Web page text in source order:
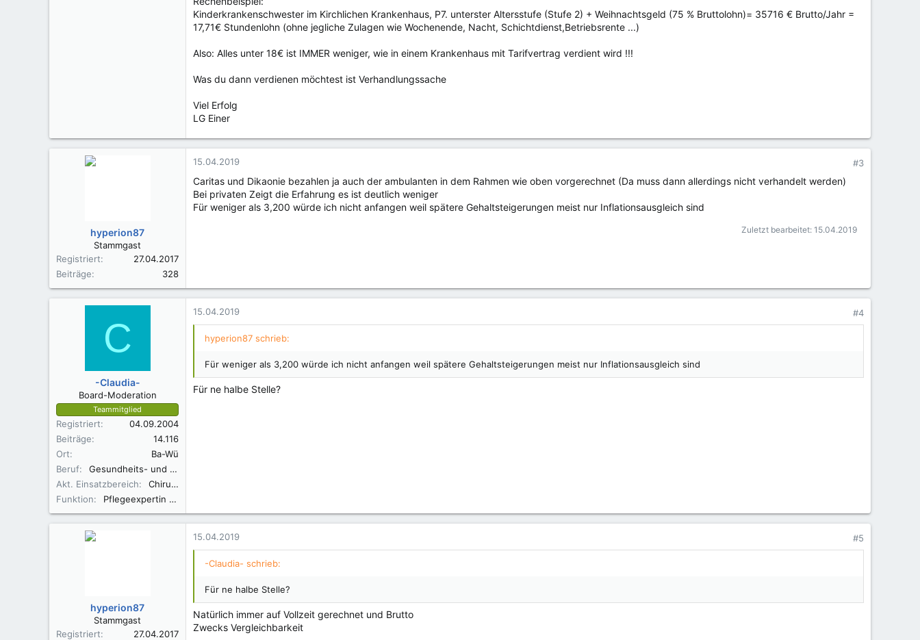
Kinderkrankenschwester im Kirchlichen Krankenhaus, P7. unterster Altersstufe (Stufe 2) + Weihnachtsgeld (75 % Bruttolohn)= 35716 € Brutto/Jahr =
17,71€ Stundenlohn (ohne jegliche Zulagen wie Wochenende, Nacht, Schichtdienst,Betriebsrente ...)
Also: Alles unter 18€ ist IMMER weniger, wie in einem Krankenhaus mit Tarifvertrag verdient wird !!!
Was du dann verdienen möchtest ist Verhandlungssache
Viel Erfolg
LG Einer
hyperion87
Stammgast
Registriert
27.04.2017
Beiträge
328
15.04.2019 #3
Caritas und Dikaonie bezahlen ja auch der ambulanten in dem Rahmen wie oben vorgerechnet (Da muss dann allerdings nicht verhandelt werden)
Bei privaten Zeigt die Erfahrung es ist deutlich weniger
Für weniger als 3,200 würde ich nicht anfangen weil spätere Gehaltsteigerungen meist nur Inflationsausgleich sind
Zuletzt bearbeitet: 15.04.2019
C
-Claudia-
Board-Moderation
Teammitglied
Registriert
04.09.2004
Beiträge
14.116
Ort
Ba-Wü
Beruf
Gesundheits- und Krankenpflegerin
Akt. Einsatzbereich
Chirurgie
Funktion
Pflegeexpertin ANP
15.04.2019 #4
hyperion87 schrieb:
Für weniger als 3,200 würde ich nicht anfangen weil spätere Gehaltsteigerungen meist nur Inflationsausgleich sind
Für ne halbe Stelle?
hyperion87
Stammgast
Registriert
27.04.2017
15.04.2019 #5
-Claudia- schrieb:
Für ne halbe Stelle?
Natürlich immer auf Vollzeit gerechnet und Brutto
Zwecks Vergleichbarkeit